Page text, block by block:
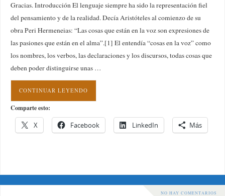
Gracias. Introducción El lenguaje siempre ha sido la representación fiel
del pensamiento y de la realidad. Decía Aristóteles al comienzo de su
obra Peri Hermeneias: “Las cosas que están en la voz son expresiones de
las pasiones que están en el alma”.[1] El entendía “cosas en la voz” como
los nombres, los verbos, las declaraciones y los discursos, todas cosas que
deben poder distinguirse unas …
CONTINUAR LEYENDO
Comparte esto:
X Facebook LinkedIn Más
NO HAY COMENTARIOS